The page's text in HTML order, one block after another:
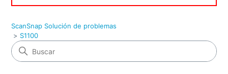
ScanSnap Solución de problemas
S1100